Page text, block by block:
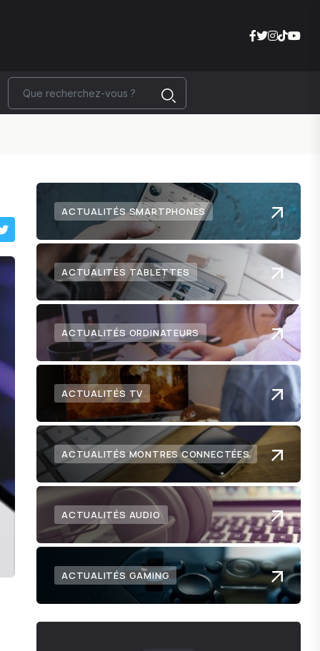
ACTUALITÉS SMARTPHONES
ACTUALITÉS TABLETTES
ACTUALITÉS ORDINATEURS
ACTUALITÉS TV
ACTUALITÉS MONTRES CONNECTÉES
ACTUALITÉS AUDIO
ACTUALITÉS GAMING